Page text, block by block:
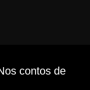
contos de